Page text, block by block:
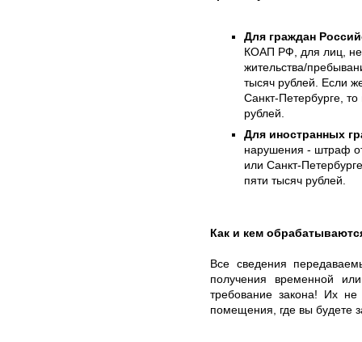
Для граждан
КОАП РФ, для лиц, не
жительства/
тысяч рублей. Если
Санкт-Петербурге,
рублей.
Для иностранных
нарушения - штраф
или Санкт-
пяти тысяч рублей.
Как и кем
Все сведения
получения временной
требование закона! Их не
помещения, где вы будете